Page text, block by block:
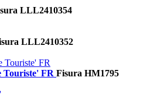
LLL2410354
LLL2410352
Touriste' FR Fisura HM1795